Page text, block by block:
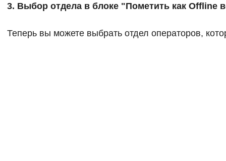
3. Выбор отдела в блоке "Пометить как Offline
Теперь вы можете выбрать отдел операторов,